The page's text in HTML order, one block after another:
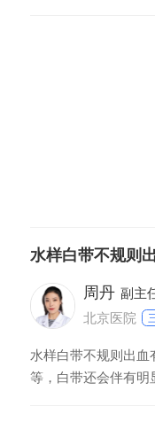
水样白带不规则
周丹 副主
北京医院
水样白带不规则出
等，白带还会伴有明